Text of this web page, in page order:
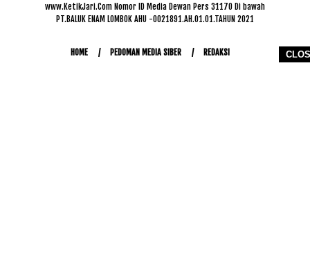
www.KetikJari.Com Nomor ID Media Dewan Pers 31170 Di bawah
PT.BALUK ENAM LOMBOK AHU -0021891.AH.01.01.TAHUN 2021
HOME PEDOMAN MEDIA SIBER REDAKSI